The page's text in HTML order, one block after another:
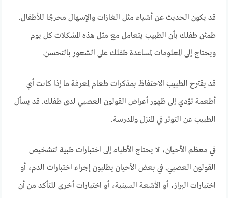
قد يكون الحديث عن أشياء مثل الغازات والإسهال محرجًا للأطفال.
طمئن طفلك بأن الطبيب يتعامل مع مثل هذه المشكلات كل يوم
ويحتاج إلى المعلومات لمساعدة طفلك على الشعور بالتحسن.
قد يقترح الطبيب الاحتفاظ بمذكرات طعام لمعرفة ما إذا كانت أي
أطعمة تؤدي إلى ظهور أعراض القولون العصبي لدى طفلك. قد يسأل
الطبيب عن التوتر في المنزل والمدرسة.
في معظم الأحيان، لا يحتاج الأطباء إلى اختبارات طبية لتشخيص
القولون العصبي. في بعض الأحيان يطلبون إجراء اختبارات الدم، أو
اختبارات البراز، أو الأشعة السينية، أو اختبارات أخرى للتأكد من أن